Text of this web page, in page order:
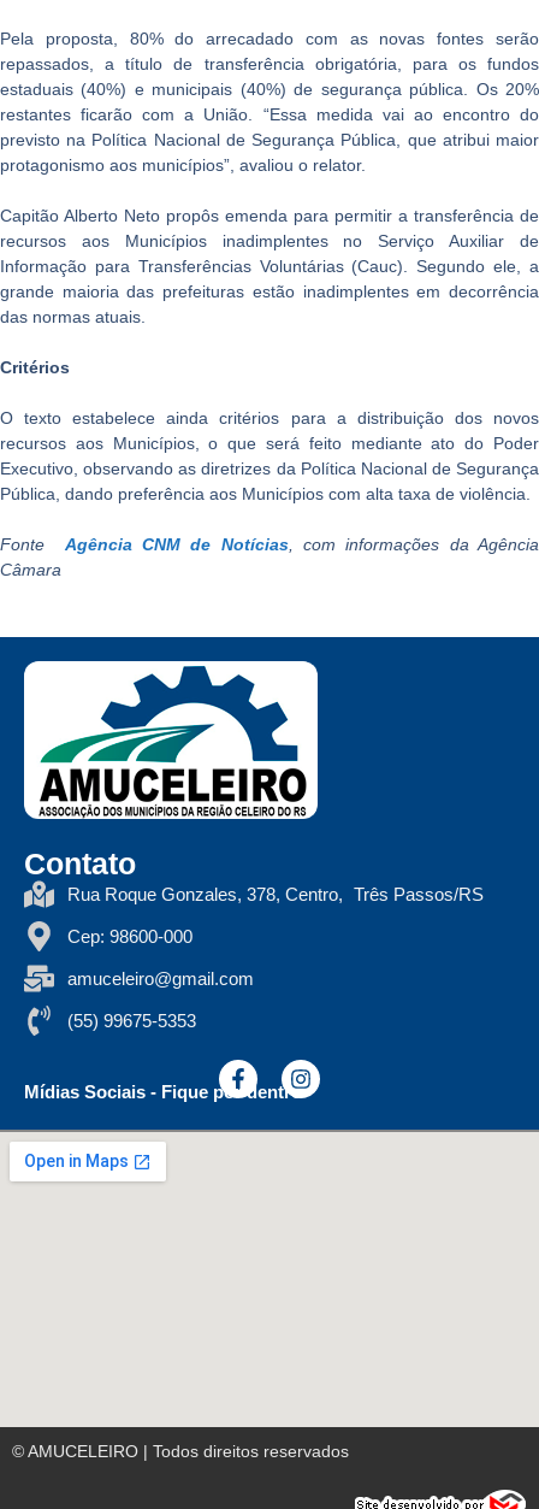
Pela proposta, 80% do arrecadado com as novas fontes serão
repassados, a título de transferência obrigatória, para os fundos
estaduais (40%) e municipais (40%) de segurança pública. Os 20%
restantes ficarão com a União. “Essa medida vai ao encontro do
previsto na Política Nacional de Segurança Pública, que atribui maior
protagonismo aos municípios”, avaliou o relator.
Capitão Alberto Neto propôs emenda para permitir a transferência de
recursos aos Municípios inadimplentes no Serviço Auxiliar de
Informação para Transferências Voluntárias (Cauc). Segundo ele, a
grande maioria das prefeituras estão inadimplentes em decorrência
das normas atuais.
Critérios
O texto estabelece ainda critérios para a distribuição dos novos
recursos aos Municípios, o que será feito mediante ato do Poder
Executivo, observando as diretrizes da Política Nacional de Segurança
Pública, dando preferência aos Municípios com alta taxa de violência.
Fonte Agência CNM de Notícias, com informações da Agência
Câmara
Contato
Rua Roque Gonzales, 378, Centro, Três Passos/RS
Cep: 98600-000
amuceleiro@gmail.com
(55) 99675-5353
Mídias Sociais - Fique por dentro
© AMUCELEIRO | Todos direitos reservados